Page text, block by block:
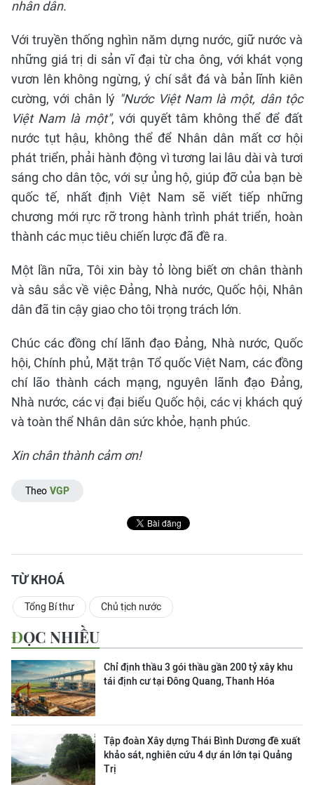
nhân dân.
Với truyền thống nghìn năm dựng nước, giữ nước và
những giá trị di sản vĩ đại từ cha ông, với khát vọng
vươn lên không ngừng, ý chí sắt đá và bản lĩnh kiên
cường, với chân lý "Nước Việt Nam là một, dân tộc
Việt Nam là một", với quyết tâm không thể để đất
nước tụt hậu, không thể để Nhân dân mất cơ hội
phát triển, phải hành động vì tương lai lâu dài và tươi
sáng cho dân tộc, với sự ủng hộ, giúp đỡ của bạn bè
quốc tế, nhất định Việt Nam sẽ viết tiếp những
chương mới rực rỡ trong hành trình phát triển, hoàn
thành các mục tiêu chiến lược đã đề ra.
Một lần nữa, Tôi xin bày tỏ lòng biết ơn chân thành
và sâu sắc về việc Đảng, Nhà nước, Quốc hội, Nhân
dân đã tin cậy giao cho tôi trọng trách lớn.
Chúc các đồng chí lãnh đạo Đảng, Nhà nước, Quốc
hội, Chính phủ, Mặt trận Tổ quốc Việt Nam, các đồng
chí lão thành cách mạng, nguyên lãnh đạo Đảng,
Nhà nước, các vị đại biểu Quốc hội, các vị khách quý
và toàn thể Nhân dân sức khỏe, hạnh phúc.
Xin chân thành cảm ơn!
Theo VGP
TỪ KHOÁ
Tổng Bí thư Chủ tịch nước
ĐỌC NHIỀU
Chỉ định thầu 3 gói thầu gần 200 tỷ xây khu
tái định cư tại Đông Quang, Thanh Hóa
Tập đoàn Xây dựng Thái Bình Dương đề xuất
khảo sát, nghiên cứu 4 dự án lớn tại Quảng
Trị